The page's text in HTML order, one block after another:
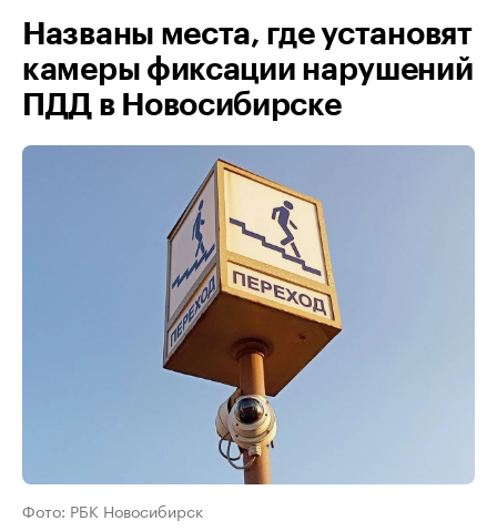
Названы места, где установят
камеры фиксации нарушений
ПДД в Новосибирске
Фото: РБК Новосибирск